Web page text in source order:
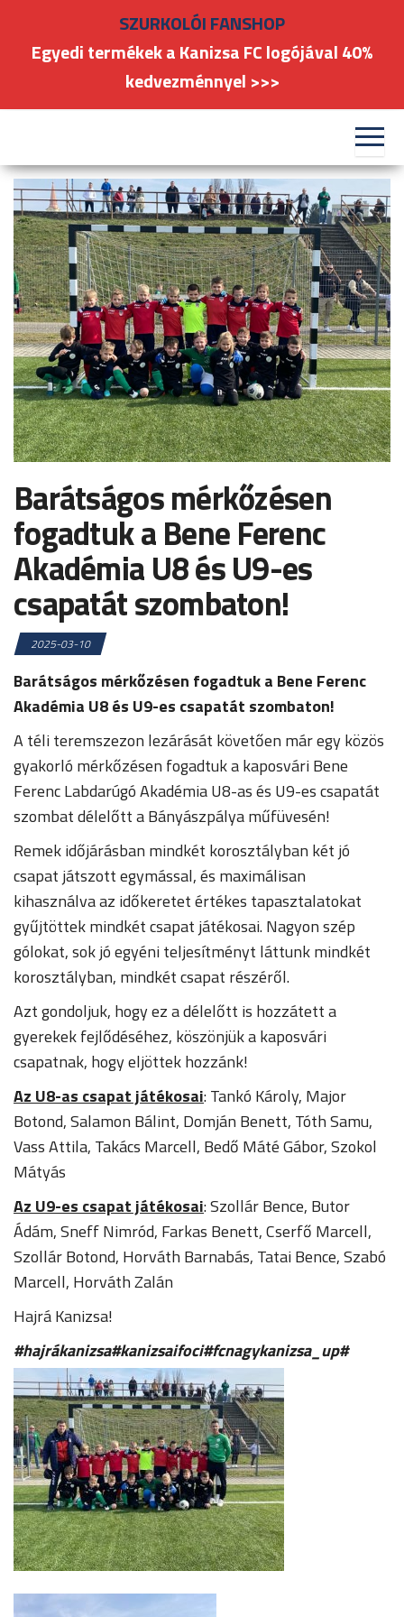
FC
#kanizsafoci
Barátságos mérkőzésen
fogadtuk a Bene Ferenc
Akadémia U8 és U9-es
csapatát szombaton!
2025-03-10
Barátságos mérkőzésen fogadtuk a Bene Ferenc
Akadémia U8 és U9-es csapatát szombaton!
A téli teremszezon lezárását követően már egy közös
gyakorló mérkőzésen fogadtuk a kaposvári Bene
Ferenc Labdarúgó Akadémia U8-as és U9-es csapatát
szombat délelőtt a Bányászpálya műfüvesén!
Remek időjárásban mindkét korosztályban két jó
csapat játszott egymással, és maximálisan
kihasználva az időkeretet értékes tapasztalatokat
gyűjtöttek mindkét csapat játékosai. Nagyon szép
gólokat, sok jó egyéni teljesítményt láttunk mindkét
korosztályban, mindkét csapat részéről.
Azt gondoljuk, hogy ez a délelőtt is hozzátett a
gyerekek fejlődéséhez, köszönjük a kaposvári
csapatnak, hogy eljöttek hozzánk!
Az U8-as csapat játékosai: Tankó Károly, Major
Botond, Salamon Bálint, Domján Benett, Tóth Samu,
Vass Attila, Takács Marcell, Bedő Máté Gábor, Szokol
Mátyás
Az U9-es csapat játékosai: Szollár Bence, Butor
Ádám, Sneff Nimród, Farkas Benett, Cserfő Marcell,
Szollár Botond, Horváth Barnabás, Tatai Bence, Szabó
Marcell, Horváth Zalán
Hajrá Kanizsa!
#hajrákanizsa#kanizsaifoci#fcnagykanizsa_up#
SZURKOLÓI FANSHOP
Egyedi termékek a Kanizsa FC logójával 40%
kedvezménnyel >>>